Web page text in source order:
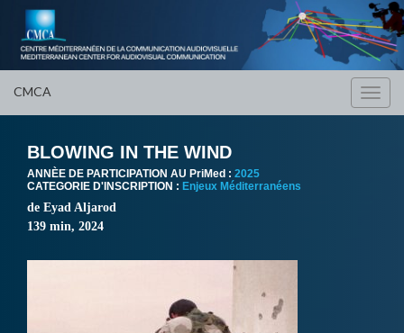
CMCA
BLOWING IN THE WIND
ANNÈE DE PARTICIPATION AU PriMed : 2025
CATEGORIE D'INSCRIPTION : Enjeux Méditerranéens
de Eyad Aljarod
139 min, 2024